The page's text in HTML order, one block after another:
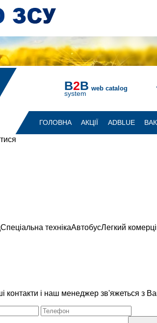
B2B
system
web catalog
ГОЛОВНА АКЦІЇ ADBLUE
Спеціальна технікаАвтобусЛегкий
контакти і наш менеджер зв'яжеться з